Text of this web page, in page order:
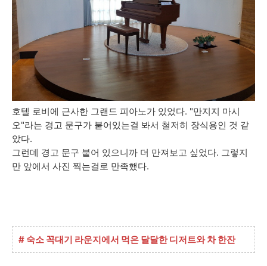
호텔 로비에 근사한 그랜드 피아노가 있었다. "만지지 마시
오"라는 경고 문구가 붙어있는걸 봐서 철저히 장식용인 것 같
았다.
그런데 경고 문구 붙어 있으니까 더 만져보고 싶었다. 그렇지
만 앞에서 사진 찍는걸로 만족했다.
# 숙소 꼭대기 라운지에서 먹은 달달한 디저트와 차 한잔